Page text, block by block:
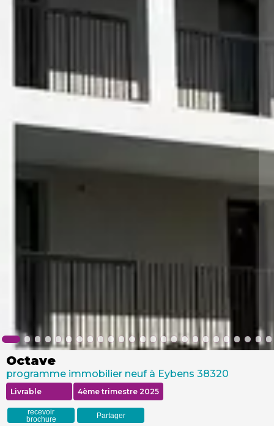
Octave
programme immobilier neuf à Eybens 38320
Livrable 4ème trimestre 2025
recevoir
brochure
Partager